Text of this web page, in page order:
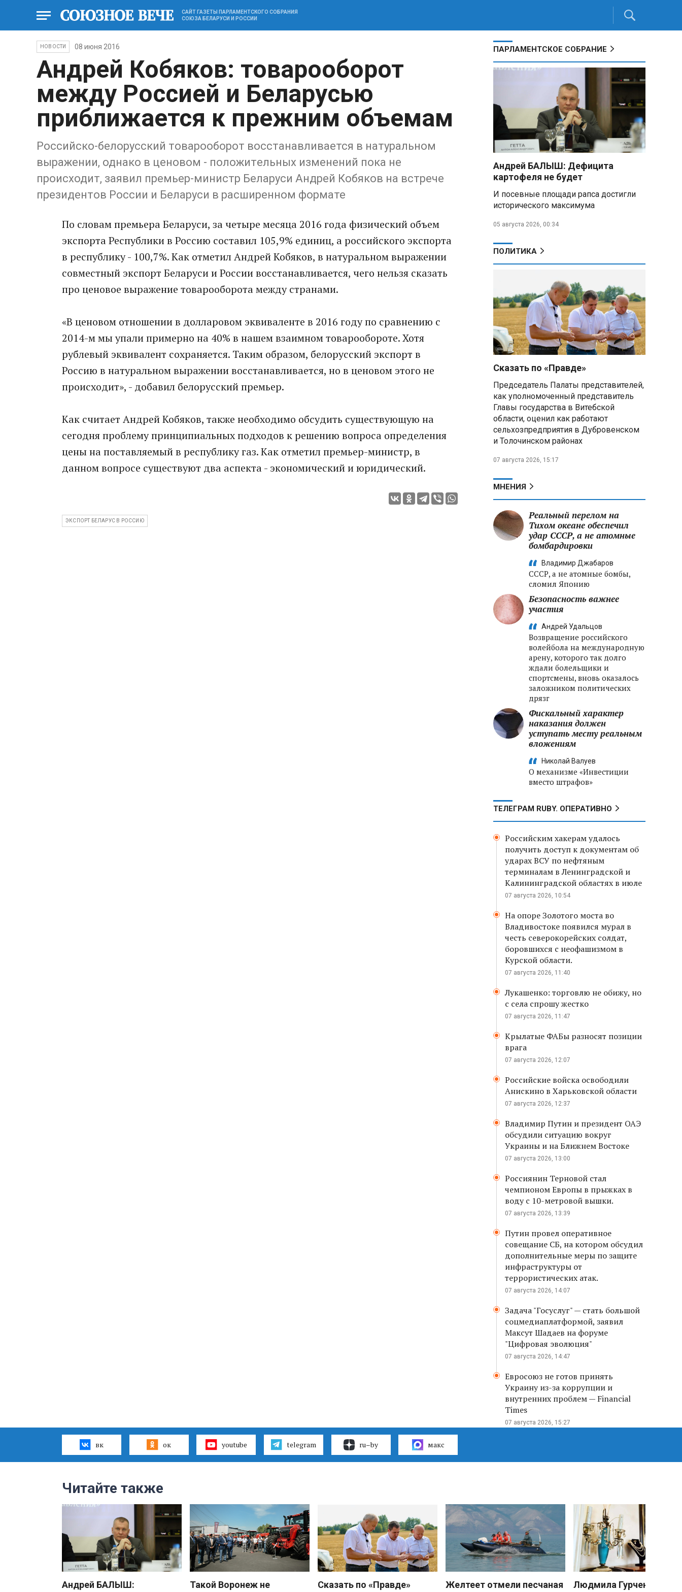
САЙТ ГАЗЕТЫ ПАРЛАМЕНТСКОГО СОБРАНИЯ
СОЮЗА БЕЛАРУСИ И РОССИИ
НОВОСТИ 08 июня 2016
Андрей Кобяков: товарооборот
между Россией и Беларусью
приближается к прежним объемам
Российско-белорусский товарооборот восстанавливается в натуральном
выражении, однако в ценовом - ​положи​т​ельных изменений пока не
происходит, заявил премьер-министр Беларуси Андрей Кобяков ​​​​на встрече
президентов России и Беларуси​ в расши​ренном формате
По словам премьера Беларуси​, за четыре месяца 2016 года физический объем
экспорта ​Республики в Россию составил 105,9% единиц, а российского экспорта
в республику - 100,7%. Как отметил Андрей Кобяков, в натуральном выражении
совместный экспорт Беларуси и России восстанавливается, чего нельзя сказать
про ценовое выражение товарооборота между странами.
«В ценовом отношении в долларовом эквиваленте в 2016 году по сравнению с
2014-м мы упали примерно на 40% в нашем взаимном товарообороте. Хотя
рублевый эквивалент сохраняется. Таким образом, белорусский экспорт в
Россию в натуральном выражении восстанавливается, но в ценовом этого не
происходит», - добавил белорусский премьер.
Как считает Андрей Кобяков, также необходимо обсудить существующую на
сегодня проблему принципиальных подходов к решению вопроса определения
цены на поставляемый в республику газ. Как отметил премьер-министр, в
данном вопросе существуют два аспекта - экономический и юридический.
ЭКСПОРТ БЕЛАРУС В РОССИЮ
ПАРЛАМЕНТСКОЕ СОБРАНИЕ
Андрей БАЛЫШ: Дефицита
картофеля не будет
И посевные площади рапса достигли
исторического максимума
05 августа 2026, 00:34
ПОЛИТИКА
Сказать по «Правде»
Председатель Палаты представителей,
как уполномоченный представитель
Главы государства в Витебской
области, оценил как работают
сельхозпредприятия в Дубровенском
и Толочинском районах
07 августа 2026, 15:17
МНЕНИЯ
Реальный перелом на
Тихом океане обеспечил
удар СССР, а не атомные
бомбардировки
Владимир Джабаров
СССР, а не атомные бомбы,
сломил Японию
Безопасность важнее
участия
Андрей Удальцов
Возвращение российского
волейбола на международную
арену, которого так долго
ждали болельщики и
спортсмены, вновь оказалось
заложником политических
дрязг
Фискальный характер
наказания должен
уступать месту реальным
вложениям
Николай Валуев
О механизме «Инвестиции
вместо штрафов»
ТЕЛЕГРАМ RUBY. ОПЕРАТИВНО
Российским хакерам удалось
получить доступ к документам об
ударах ВСУ по нефтяным
терминалам в Ленинградской и
Калининградской областях в июле
07 августа 2026, 10:54
На опоре Золотого моста во
Владивостоке появился мурал в
честь северокорейских солдат,
боровшихся с неофашизмом в
Курской области.
07 августа 2026, 11:40
Лукашенко: торговлю не обижу, но
с села спрошу жестко
07 августа 2026, 11:47
Крылатые ФАБы разносят позиции
врага
07 августа 2026, 12:07
Российские войска освободили
Анискино в Харьковской области
07 августа 2026, 12:37
Владимир Путин и президент ОАЭ
обсудили ситуацию вокруг
Украины и на Ближнем Востоке
07 августа 2026, 13:00
Россиянин Терновой стал
чемпионом Европы в прыжках в
воду с 10-метровой вышки.
07 августа 2026, 13:39
Путин провел оперативное
совещание СБ, на котором обсудил
дополнительные меры по защите
инфраструктуры от
террористических атак.
07 августа 2026, 14:07
Задача "Госуслуг" — стать большой
соцмедиаплатформой, заявил
Максут Шадаев на форуме
"Цифровая эволюция"
07 августа 2026, 14:47
Евросоюз не готов принять
Украину из-за коррупции и
внутренних проблем — Financial
Times
07 августа 2026, 15:27
вк ок youtube telegram ru–by макс
Читайте также
Андрей БАЛЫШ:
Такой Воронеж не
Сказать по «Правде»
Желтеет отмели песчаная
Людмила Гурченко